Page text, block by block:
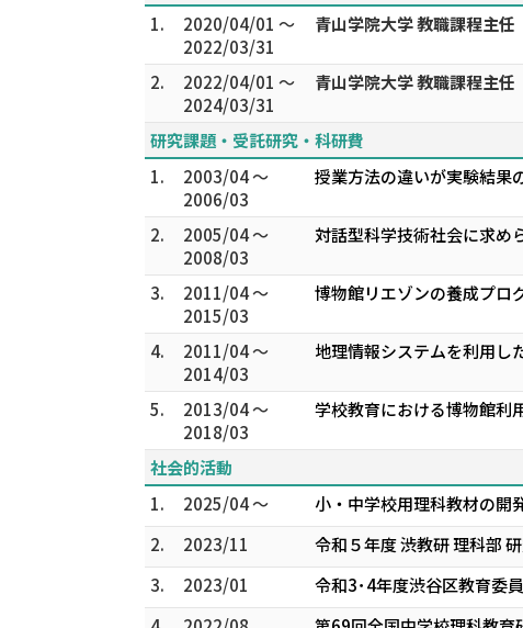
1.
2020/04/01 ～
2022/03/31
青山学院大学 教職課程主任
2.
2022/04/01 ～
2024/03/31
青山学院大学 教職課程主任
研究課題・受託研究・科研費
1.
2003/04 ～
2006/03
授業方法の違いが実験結果
2.
2005/04 ～
2008/03
対話型科学技術社会に求め
3.
2011/04 ～
2015/03
博物館リエゾンの養成プロ
4.
2011/04 ～
2014/03
地理情報システムを利用し
5.
2013/04 ～
2018/03
学校教育における博物館利
社会的活動
1.
2025/04 ～
小・中学校用理科教材の
2.
2023/11
令和５年度 渋教研 理科部
3.
2023/01
令和3･4年度渋谷区教育委